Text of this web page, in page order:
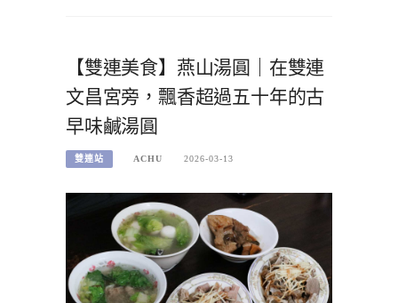
【雙連美食】燕山湯圓｜在雙連
文昌宮旁，飄香超過五十年的古
早味鹹湯圓
雙連站 ACHU 2026-03-13